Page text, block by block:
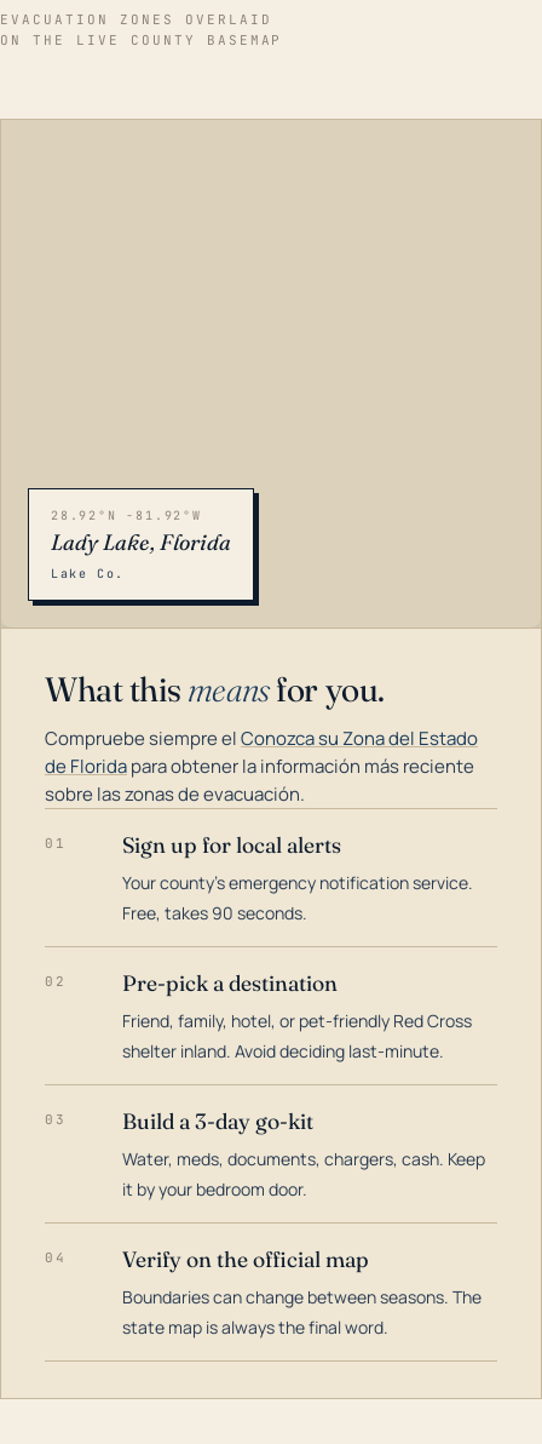
EVACUATION ZONES OVERLAID
ON THE LIVE COUNTY BASEMAP
28.92°N -81.92°W
Lady Lake, Florida
Lake Co.
What this meansfor you.
Compruebe siempre elConozca su Zona del Estado
de Floridapara obtener la información más reciente
sobre las zonas de evacuación.
01 Sign up for local alerts
Your county's emergency notification service.
Free, takes 90 seconds.
02 Pre-pick a destination
Friend, family, hotel, or pet-friendly Red Cross
shelter inland. Avoid deciding last-minute.
03 Build a 3-day go-kit
Water, meds, documents, chargers, cash. Keep
it by your bedroom door.
04 Verify on the official map
Boundaries can change between seasons. The
state map is always the final word.